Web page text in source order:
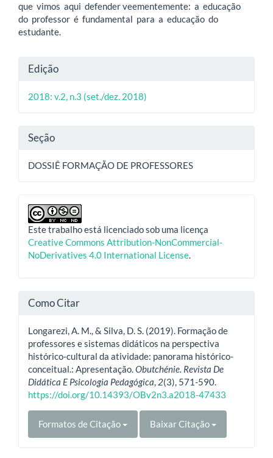
que vimos aqui defender veementemente: a educação
do professor é fundamental para a educação do
estudante.
Detalhes
do
Edição
2018: v.2, n.3 (set./dez. 2018)
Seção
DOSSIÊ FORMAÇÃO DE PROFESSORES
Este trabalho está licenciado sob uma licença
Creative Commons Attribution-NonCommercial-
NoDerivatives 4.0 International License.
Como Citar
Longarezi, A. M., & Silva, D. S. (2019). Formação de
professores e sistemas didáticos na perspectiva
histórico-cultural da atividade: panorama histórico-
conceitual.: Apresentação.Obutchénie. Revista De
Didática E Psicologia Pedagógica, 2(3), 571-590.
https://doi.org/10.14393/OBv2n3.a2018-47433
Formatos de Citação Baixar Citação